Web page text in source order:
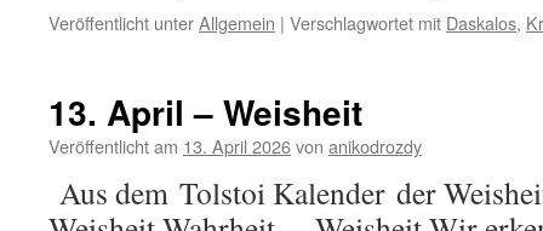
Veröffentlicht unterAllgemein | Verschlagwortet mit Daskalos,
13. April – Weisheit
Veröffentlicht am 13. April 2026von anikodrozdy
Aus dem Tolstoi Kalender der